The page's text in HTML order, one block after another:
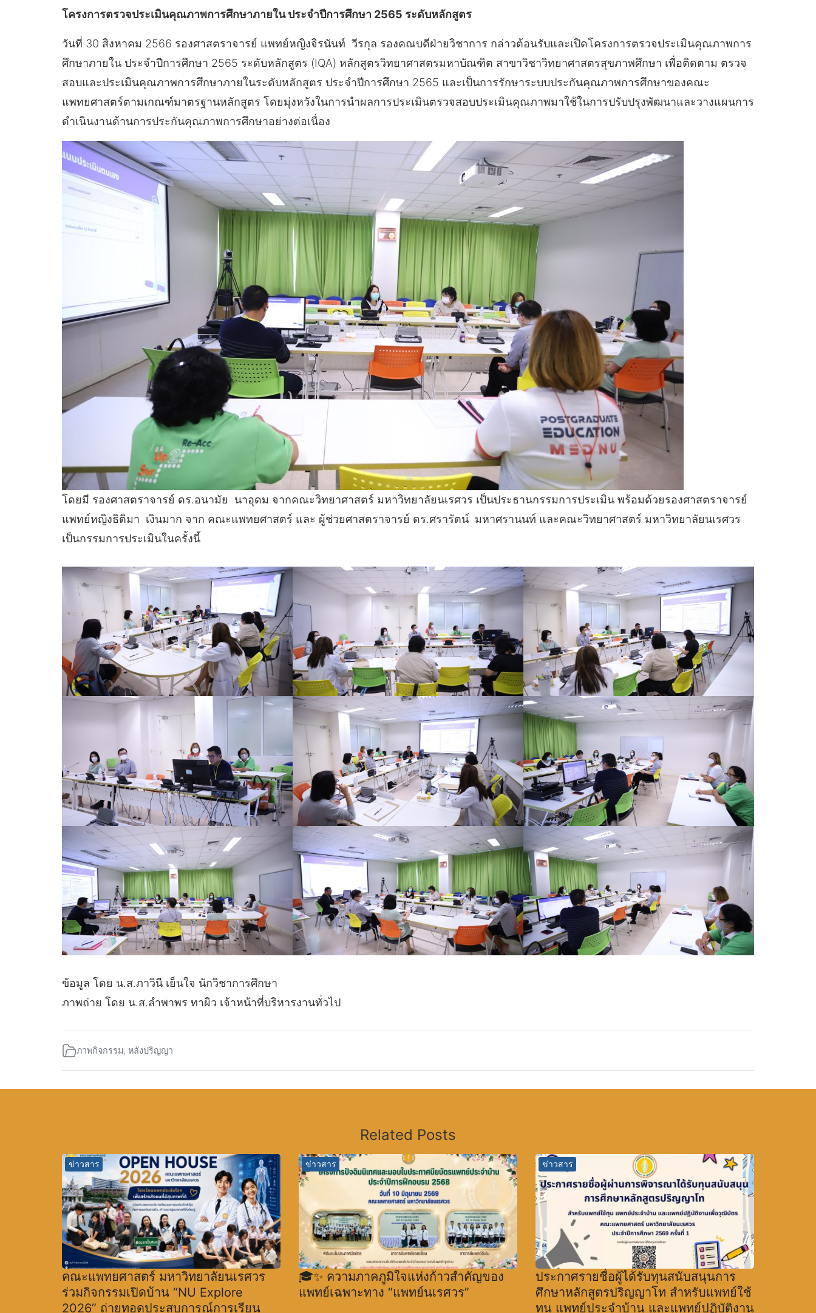
โครงการตรวจประเมินคุณภาพการศึกษาภายใน ประจำปีการศึกษา 2565 ระดับหลักสูตร
วันที่ 30 สิงหาคม 2566 รองศาสตราจารย์ แพทย์หญิงจิรนันท์ วีรกุล รองคณบดีฝ่ายวิชาการ กล่าวต้อนรับและเปิดโครงการตรวจประเมินคุณภาพการ
ศึกษาภายใน ประจำปีการศึกษา 2565 ระดับหลักสูตร (IQA) หลักสูตรวิทยาศาสตรมหาบัณฑิต สาขาวิชาวิทยาศาสตรสุขภาพศึกษา เพื่อติดตาม ตรวจ
สอบและประเมินคุณภาพการศึกษาภายในระดับหลักสูตร ประจำปีการศึกษา 2565 และเป็นการรักษาระบบประกันคุณภาพการศึกษาของคณะ
แพทยศาสตร์ตามเกณฑ์มาตรฐานหลักสูตร โดยมุ่งหวังในการนำผลการประเมินตรวจสอบประเมินคุณภาพมาใช้ในการปรับปรุงพัฒนาและวางแผนการ
ดำเนินงานด้านการประกันคุณภาพการศึกษาอย่างต่อเนื่อง
โดยมี รองศาสตราจารย์ ดร.อนามัย นาอุดม จากคณะวิทยาศาสตร์ มหาวิทยาลัยนเรศวร เป็นประธานกรรมการประเมิน พร้อมด้วยรองศาสตราจารย์
แพทย์หญิงธิติมา เงินมาก จาก คณะแพทยศาสตร์ และ ผู้ช่วยศาสตราจารย์ ดร.ศรารัตน์ มหาศรานนท์ และคณะวิทยาศาสตร์ มหาวิทยาลัยนเรศวร
เป็นกรรมการประเมินในครั้งนี้
ข้อมูล โดย น.ส.ภาวินี เย็นใจ นักวิชาการศึกษา
ภาพถ่าย โดย น.ส.ลำพาพร ทาผิว เจ้าหน้าที่บริหารงานทั่วไป
ภาพกิจกรรม, หลังปริญญา
Related Posts
ข่าวสาร
คณะแพทยศาสตร์ มหาวิทยาลัยนเรศวร
ร่วมกิจกรรมเปิดบ้าน “NU Explore
2026” ถ่ายทอดประสบการณ์การเรียน
ข่าวสาร
🎓✨ ความภาคภูมิใจแห่งก้าวสำคัญของ
แพทย์เฉพาะทาง “แพทย์นเรศวร”
ข่าวสาร
ประกาศรายชื่อผู้ได้รับทุนสนับสนุนการ
ศึกษาหลักสูตรปริญญาโท สำหรับแพทย์ใช้
ทุน แพทย์ประจำบ้าน และแพทย์ปฏิบัติงาน